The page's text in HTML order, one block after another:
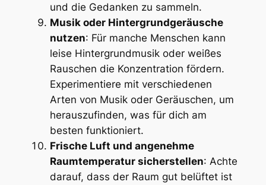
und die Gedanken zu sammeln.
Musik oder Hintergrundgeräusche
nutzen: Für manche Menschen kann
leise Hintergrundmusik oder weißes
Rauschen die Konzentration fördern.
Experimentiere mit verschiedenen
Arten von Musik oder Geräuschen, um
herauszufinden, was für dich am
besten funktioniert.
Frische Luft und angenehme
Raumtemperatur sicherstellen: Achte
darauf, dass der Raum gut belüftet ist